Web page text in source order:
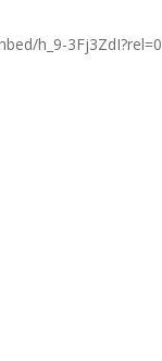
h_9-